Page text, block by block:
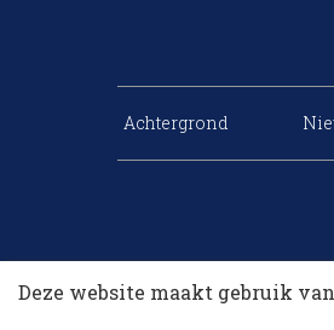
Achtergrond
Deze website maakt gebruik